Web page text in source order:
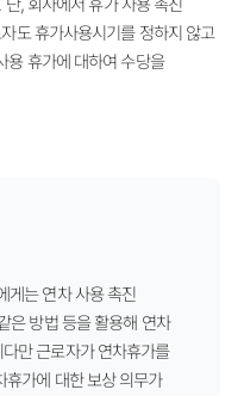
, 회사에서 휴가 사용 촉진
도 휴가사용시기를 정하지 않고
용 휴가에 대하여 수당을
게는 연차 사용 촉진
은 방법 등을 활용해 연차
만 근로자가 연차휴가를
휴가에 대한 보상 의무가